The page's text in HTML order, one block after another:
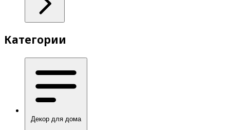
Категории
Декор для дома